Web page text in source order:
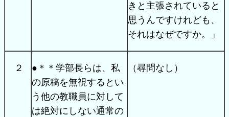
きと主張されていると
思うんですけれども、
それはなぜですか。」
２
●＊＊学部長らは、私
の原稿を無視するとい
う他の教職員に対して
は絶対にしない通常の
（尋問なし）